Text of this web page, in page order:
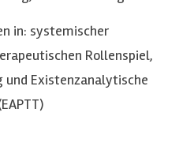
in: systemischer
Rollenspiel,
Existenzanalytische